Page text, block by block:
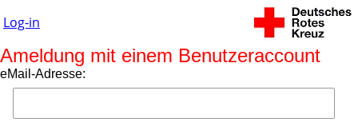
Log-in
Ameldung mit einem Benutzeraccount
eMail-Adresse: